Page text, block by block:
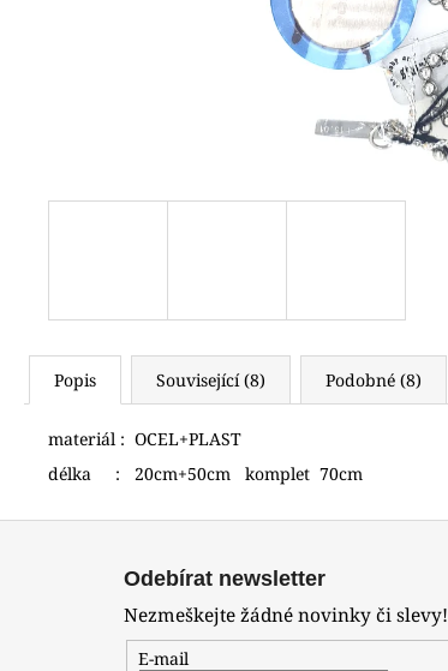
Popis Související (8) Podobné (8)
materiál : OCEL+PLAST
délka : 20cm+50cm komplet 70cm
Odebírat newsletter
Nezmeškejte žádné novinky či slevy!
E-mail